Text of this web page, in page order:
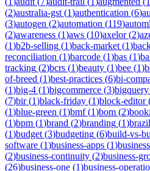
(2)australia-gst (1)authentication (6)
(3)autogen (2)automation (119)automl
(2)awareness (1)aws (10)axelor(2)
(1)b2b-selling (1)back-market (1)
reconciliation (1)barcode (1)bas (1)
tracking (2)bcrs (1)beauty (1)bee (1)
of-breed (1)best-practices (6)bi-
(1)big-4 (1)bigcommerce (3)bigquery
(7)bir(1)black-friday (1)block-editor
(1)blue-green (1)bmf(1)bom (2)
(1)bpm (1)brand (2)branding (1)brazil
(1)budget (3)budgeting (6)build-vs-
software (1)business-apps (1)
(2)business-continuity (2)business-
(26)business-one (1)business-